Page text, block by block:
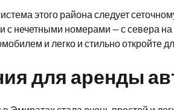
этого района следует
с нечетными номерами — с севера
и легко и стильно откройте
для аренды